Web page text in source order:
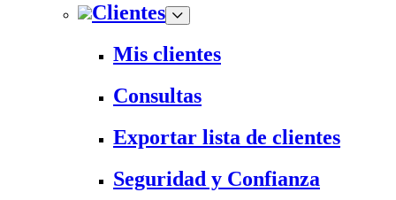
Clientes
Mis clientes
Consultas
Exportar lista de clientes
Seguridad y Confianza